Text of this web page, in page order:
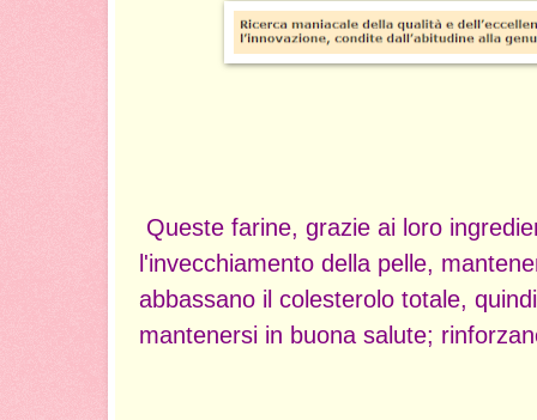
Queste farine, grazie ai loro
l'invecchiamento della pelle,
abbassano il colesterolo totale,
mantenersi in buona salute;